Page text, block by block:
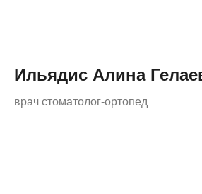
Ильядис Алина
врач стоматолог-ортопед